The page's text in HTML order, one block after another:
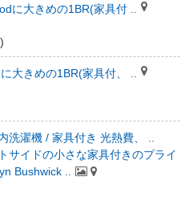
に大きめの1BR(家具付 ..
大きめの1BR(家具付、 ..
洗濯機 / 家具付き 光熱費、 ..
サイドの小さな家具付きのプライ ..
Bushwick ..